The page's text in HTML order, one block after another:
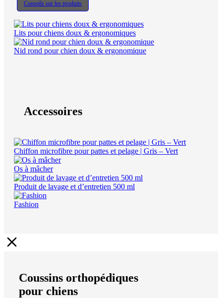
Conseils sur les produits
Lits pour chiens doux & ergonomiques
Nid rond pour chien doux & ergonomique
Accessoires
Chiffon microfibre pour pattes et pelage | Gris – Vert
Os à mâcher
Produit de lavage et d’entretien 500 ml
Fashion
Coussins orthopédiques
pour chiens